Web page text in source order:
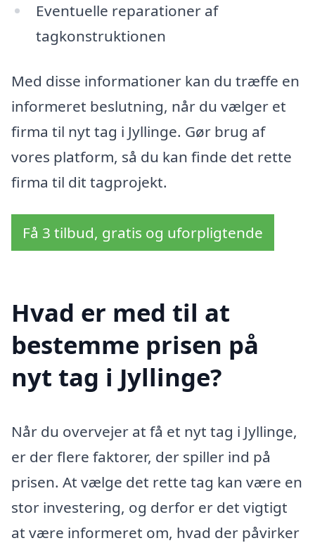
Eventuelle reparationer af
tagkonstruktionen
Med disse informationer kan du træffe en
informeret beslutning, når du vælger et
firma til nyt tag i Jyllinge. Gør brug af
vores platform, så du kan finde det rette
firma til dit tagprojekt.
Få 3 tilbud, gratis og uforpligtende
Hvad er med til at
bestemme prisen på
nyt tag i Jyllinge?
Når du overvejer at få et nyt tag i Jyllinge,
er der flere faktorer, der spiller ind på
prisen. At vælge det rette tag kan være en
stor investering, og derfor er det vigtigt
at være informeret om, hvad der påvirker